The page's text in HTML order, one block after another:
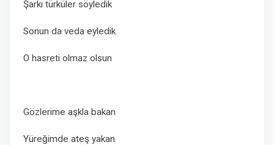
Şarkı türküler söyledik
Sonun da veda eyledik
O hasreti olmaz olsun
Gözlerime aşkla bakan
Yüreğimde ateş yakan